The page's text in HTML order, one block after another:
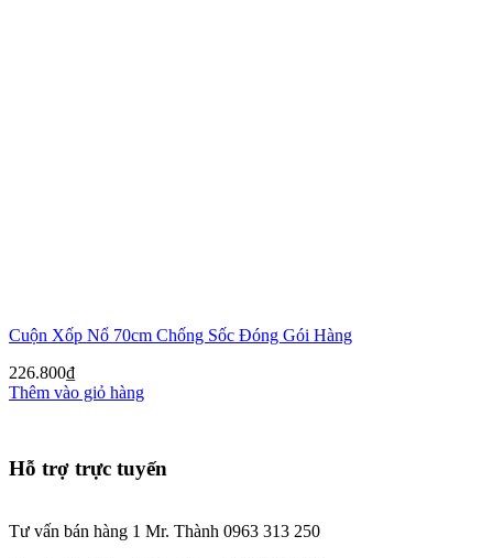
Cuộn Xốp Nổ 70cm Chống Sốc Đóng Gói Hàng
226.800₫
Thêm vào giỏ hàng
Hỗ trợ trực tuyến
Tư vấn bán hàng 1 Mr. Thành 0963 313 250